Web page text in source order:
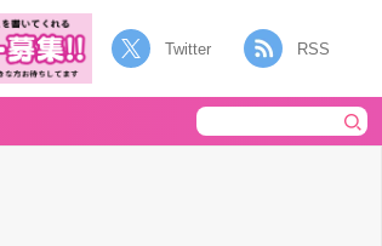
Twitter RSS